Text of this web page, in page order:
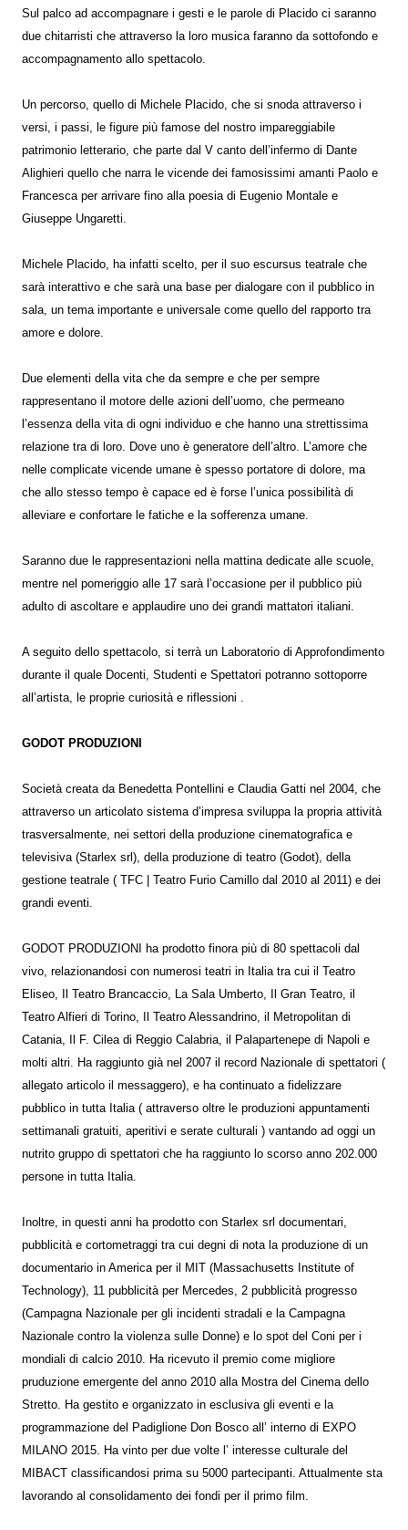
Sul palco ad accompagnare i gesti e le parole di Placido ci saranno
due chitarristi che attraverso la loro musica faranno da sottofondo e
accompagnamento allo spettacolo.
Un percorso, quello di Michele Placido, che si snoda attraverso i
versi, i passi, le figure più famose del nostro impareggiabile
patrimonio letterario, che parte dal V canto dell’infermo di Dante
Alighieri quello che narra le vicende dei famosissimi amanti Paolo e
Francesca per arrivare fino alla poesia di Eugenio Montale e
Giuseppe Ungaretti.
Michele Placido, ha infatti scelto, per il suo escursus teatrale che
sarà interattivo e che sarà una base per dialogare con il pubblico in
sala, un tema importante e universale come quello del rapporto tra
amore e dolore.
Due elementi della vita che da sempre e che per sempre
rappresentano il motore delle azioni dell’uomo, che permeano
l’essenza della vita di ogni individuo e che hanno una strettissima
relazione tra di loro. Dove uno è generatore dell’altro. L’amore che
nelle complicate vicende umane è spesso portatore di dolore, ma
che allo stesso tempo è capace ed è forse l’unica possibilità di
alleviare e confortare le fatiche e la sofferenza umane.
Saranno due le rappresentazioni nella mattina dedicate alle scuole,
mentre nel pomeriggio alle 17 sarà l’occasione per il pubblico più
adulto di ascoltare e applaudire uno dei grandi mattatori italiani.
A seguito dello spettacolo, si terrà un Laboratorio di Approfondimento
durante il quale Docenti, Studenti e Spettatori potranno sottoporre
all’artista, le proprie curiosità e riflessioni .
GODOT PRODUZIONI
Società creata da Benedetta Pontellini e Claudia Gatti nel 2004, che
attraverso un articolato sistema d’impresa sviluppa la propria attività
trasversalmente, nei settori della produzione cinematografica e
televisiva (Starlex srl), della produzione di teatro (Godot), della
gestione teatrale ( TFC | Teatro Furio Camillo dal 2010 al 2011) e dei
grandi eventi.
GODOT PRODUZIONI ha prodotto finora più di 80 spettacoli dal
vivo, relazionandosi con numerosi teatri in Italia tra cui il Teatro
Eliseo, Il Teatro Brancaccio, La Sala Umberto, Il Gran Teatro, il
Teatro Alfieri di Torino, Il Teatro Alessandrino, il Metropolitan di
Catania, Il F. Cilea di Reggio Calabria, il Palapartenepe di Napoli e
molti altri. Ha raggiunto già nel 2007 il record Nazionale di spettatori (
allegato articolo il messaggero), e ha continuato a fidelizzare
pubblico in tutta Italia ( attraverso oltre le produzioni appuntamenti
settimanali gratuiti, aperitivi e serate culturali ) vantando ad oggi un
nutrito gruppo di spettatori che ha raggiunto lo scorso anno 202.000
persone in tutta Italia.
Inoltre, in questi anni ha prodotto con Starlex srl documentari,
pubblicità e cortometraggi tra cui degni di nota la produzione di un
documentario in America per il MIT (Massachusetts Institute of
Technology), 11 pubblicità per Mercedes, 2 pubblicità progresso
(Campagna Nazionale per gli incidenti stradali e la Campagna
Nazionale contro la violenza sulle Donne) e lo spot del Coni per i
mondiali di calcio 2010. Ha ricevuto il premio come migliore
pruduzione emergente del anno 2010 alla Mostra del Cinema dello
Stretto. Ha gestito e organizzato in esclusiva gli eventi e la
programmazione del Padiglione Don Bosco all’ interno di EXPO
MILANO 2015. Ha vinto per due volte l’ interesse culturale del
MIBACT classificandosi prima su 5000 partecipanti. Attualmente sta
lavorando al consolidamento dei fondi per il primo film.